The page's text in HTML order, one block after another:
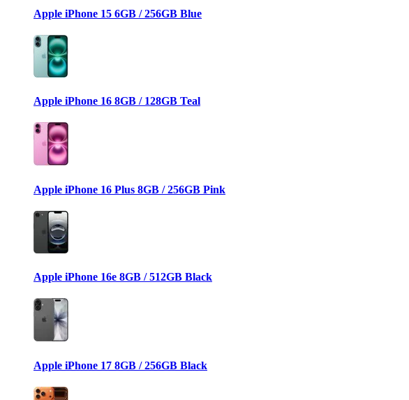
Apple iPhone 15 6GB / 256GB Blue
Apple iPhone 16 8GB / 128GB Teal
Apple iPhone 16 Plus 8GB / 256GB Pink
Apple iPhone 16e 8GB / 512GB Black
Apple iPhone 17 8GB / 256GB Black